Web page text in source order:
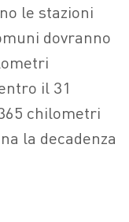
le stazioni
dovranno
il 31
chilometri
la decadenza